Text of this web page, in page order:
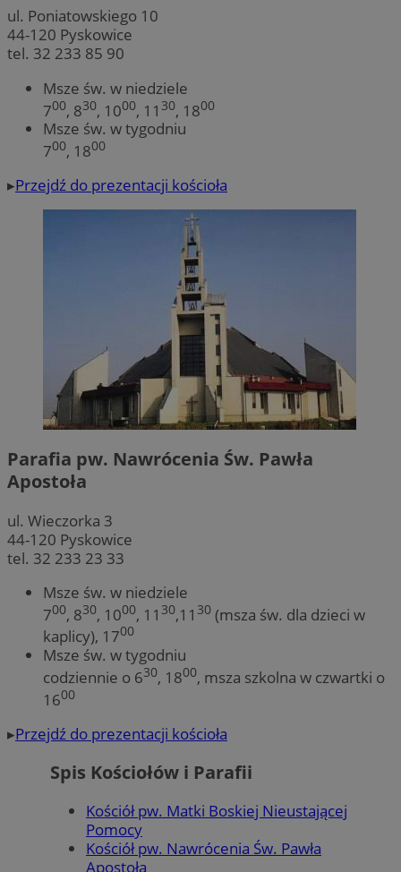
ul. Poniatowskiego 10
44-120 Pyskowice
tel. 32 233 85 90
Msze św. w niedziele
700, 830, 1000, 11 30, 1800
Msze św. w tygodniu
700, 1800
▸Przejdź do prezentacji kościoła
Parafia pw. Nawrócenia Św. Pawła
Apostoła
ul. Wieczorka 3
44-120 Pyskowice
tel. 32 233 23 33
Msze św. w niedziele
700, 830, 1000, 11 30,11 30 (msza św. dla dzieci w
kaplicy), 1700
Msze św. w tygodniu
codziennie o 630, 1800, msza szkolna w czwartki o
1600
▸Przejdź do prezentacji kościoła
Spis Kościołów i Parafii
Kościół pw. Matki Boskiej Nieustającej
Pomocy
Kościół pw. Nawrócenia Św. Pawła
Apostoła